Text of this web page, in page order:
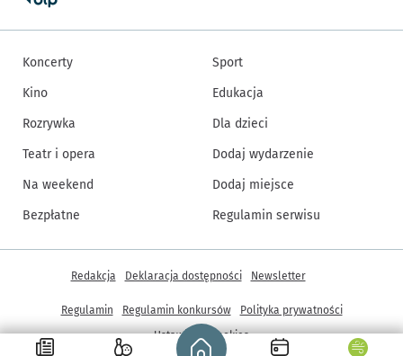
Strona główna - wroclaw.pl
Koncerty
Kino
Rozrywka
Teatr i opera
Na weekend
Bezpłatne
Sport
Edukacja
Dla dzieci
Dodaj wydarzenie
Dodaj miejsce
Regulamin serwisu
Inne informacje
Redakcja Deklaracja dostępności Newsletter
Regulamin Regulamin konkursów
Polityka prywatności
Ustawienia cookies